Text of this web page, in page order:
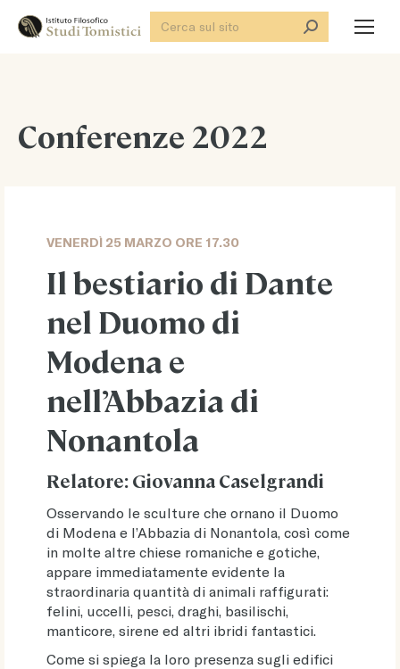
Cerca:
Conferenze 2022
VENERDÌ 25 MARZO ORE 17.30
Il bestiario di Dante
nel Duomo di
Modena e
nell’Abbazia di
Nonantola
Relatore: Giovanna Caselgrandi
Osservando le sculture che ornano il Duomo
di Modena e l’Abbazia di Nonantola, così come
in molte altre chiese romaniche e gotiche,
appare immediatamente evidente la
straordinaria quantità di animali raffigurati:
felini, uccelli, pesci, draghi, basilischi,
manticore, sirene ed altri ibridi fantastici.
Come si spiega la loro presenza sugli edifici